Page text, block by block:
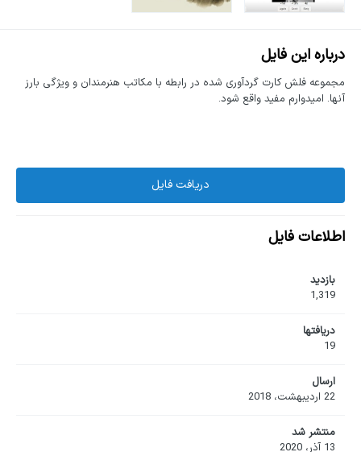
درباره این فایل
مجموعه فلش کارت گردآوری شده در رابطه با مکاتب هنرمندان و ویژگی بارز
آنها. امیدوارم مفید واقع شود.
دریافت فایل
اطلاعات فایل
بازدید
1,319
دریافت‎ها
19
ارسال
22 اردیبهشت، 2018
منتشر شد
13 آذر، 2020